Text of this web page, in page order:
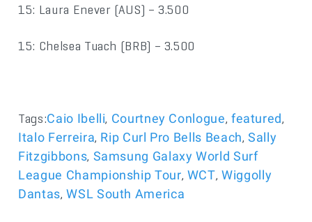
15: Laura Enever (AUS) – 3.500
15: Chelsea Tuach (BRB) – 3.500
Tags:Caio Ibelli, Courtney Conlogue, featured,
Italo Ferreira, Rip Curl Pro Bells Beach,Sally
Fitzgibbons, Samsung Galaxy World Surf
League Championship Tour, WCT,Wiggolly
Dantas,WSL South America